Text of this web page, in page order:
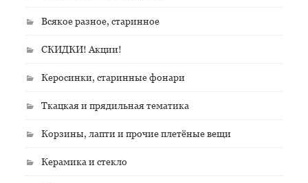
Всякое разное, старинное
СКИДКИ! Акции!
Керосинки, старинные фонари
Ткацкая и прядильная тематика
Корзины, лапти и прочие плетёные вещи
Керамика и стекло